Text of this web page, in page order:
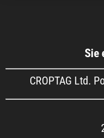
Sie
CROPTAG Ltd.